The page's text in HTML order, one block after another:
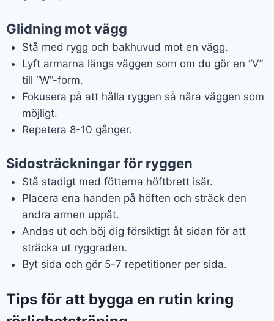
Glidning mot vägg
Stå med rygg och bakhuvud mot en vägg.
Lyft armarna längs väggen som om du gör en “V”
till “W”-form.
Fokusera på att hålla ryggen så nära väggen som
möjligt.
Repetera 8-10 gånger.
Sidosträckningar för ryggen
Stå stadigt med fötterna höftbrett isär.
Placera ena handen på höften och sträck den
andra armen uppåt.
Andas ut och böj dig försiktigt åt sidan för att
sträcka ut ryggraden.
Byt sida och gör 5-7 repetitioner per sida.
Tips för att bygga en rutin kring